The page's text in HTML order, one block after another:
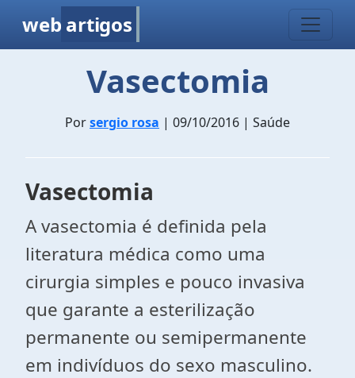
web artigos
Vasectomia
Porsergio rosa | 09/10/2016 | Saúde
Vasectomia
A vasectomia é definida pela
literatura médica como uma
cirurgia simples e pouco invasiva
que garante a esterilização
permanente ou semipermanente
em indivíduos do sexo masculino.